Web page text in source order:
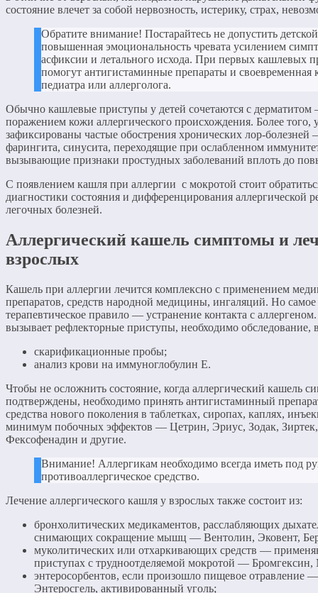
состояние влечет за собой нервозность, истерику, страх,
Обратите внимание! Постарайтесь не допустить
повышенная эмоциональность чревата усилением
асфиксии и летального исхода. При первых кашлевых
помогут антигистаминные препараты и своевременная
педиатра или аллерголога.
Обычно кашлевые приступы у детей сочетаются с
поражением кожи аллергического происхождения. Более того,
зафиксированы частые обострения хронических лор-болезней
фарингита, синусита, переходящие при ослабленном
вызывающие признаки простудных заболеваний вплоть до
С появлением кашля при аллергии с мокротой стоит
диагностики состояния и дифференцирования аллергической
легочных болезней.
Аллергический кашель симптомы и
взрослых
Кашель при аллергии лечится комплексно с применением
препаратов, средств народной медицины, ингаляций. Но самое
терапевтическое правило — устранение контакта с
вызывает рефлекторные приступы, необходимо обследование,
скарификационные пробы;
анализ крови на иммуноглобулин Е.
Чтобы не осложнить состояние, когда аллергический кашель
подтверждены, необходимо принять антигистаминный
средства нового поколения в таблетках, сиропах, каплях,
минимум побочных эффектов — Цетрин, Эриус, Зодак,
Фексофенадин и другие.
Внимание! Аллергикам необходимо всегда иметь под
противоаллергическое средство.
Лечение аллергического кашля у взрослых также состоит из:
бронхолитических медикаментов, расслабляющих
снимающих сокращение мышц — Вентолин, Эковент,
муколитических или отхаркивающих средств —
приступах с трудноотделяемой мокротой —
энтеросорбентов, если произошло пищевое отравление
Энтеросгель, активированный уголь;